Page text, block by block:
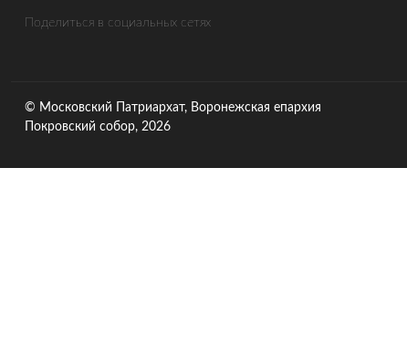
Поделиться в социальных сетях
© Московский Патриархат, Воронежcкая епархия
Покровский собор, 2026